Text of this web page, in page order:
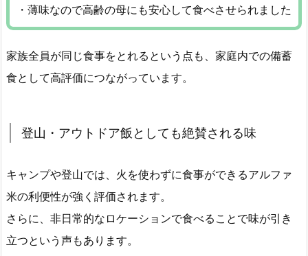
・薄味なので高齢の母にも安心して食べさせられました
家族全員が同じ食事をとれるという点も、家庭内での備蓄
食として高評価につながっています。
登山・アウトドア飯としても絶賛される味
キャンプや登山では、火を使わずに食事ができるアルファ
米の利便性が強く評価されます。
さらに、非日常的なロケーションで食べることで味が引き
立つという声もあります。